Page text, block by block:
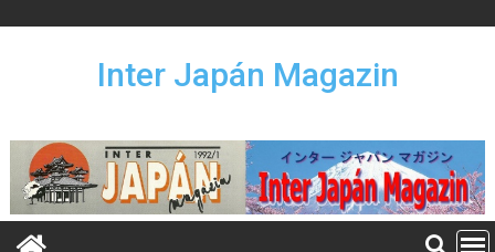
n
Inter Japán Magazin